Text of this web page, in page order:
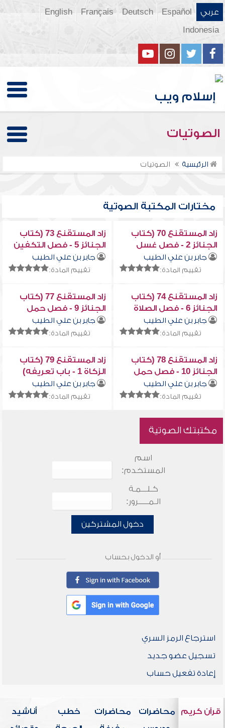
عربي Español
Deutsch
Français
English
Indonesia
الصوتيات
الرئيسية الصوتيات
مختارات المكتبة الصوتية
زاد المستقنع 70 (كتاب
الجنائز 2 - فصل غسل
الميت)
جابر بن علي الطيب
تقييم المادة:
زاد المستقنع 73 (كتاب
الجنائز 5 - فصل التكفين
والصلاة على الميت)
جابر بن علي الطيب
تقييم المادة:
زاد المستقنع 74 (كتاب
الجنائز 6 - فصل الصلاة
على الميت)
جابر بن علي الطيب
تقييم المادة:
زاد المستقنع 77 (كتاب
الجنائز 9 - فصل حمل
الميت ودفنه)
جابر بن علي الطيب
تقييم المادة:
زاد المستقنع 78 (كتاب
الجنائز 10 - فصل حمل
الميت ودفنه)
جابر بن علي الطيب
تقييم المادة:
زاد المستقنع 79 (كتاب
الزكاة 1 - باب تعريفه)
جابر بن علي الطيب
تقييم المادة:
مكتبتك الصوتية
اسم
المستخدم:
كـلـــمـة
الـمـــــرور:
دخول المشتركين
أو الدخول بحساب
استرجاع الرمز السري
تسجيل عضو جديد
إعادة تفعيل حساب
قرآن كريم
محاضرات
محاضرات
خطب
أناشيد